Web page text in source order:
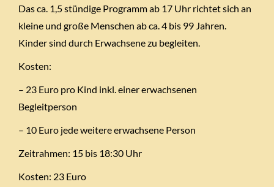
Das ca. 1,5 stündige Programm ab 17 Uhr richtet sich an
kleine und große Menschen ab ca. 4 bis 99 Jahren.
Kinder sind durch Erwachsene zu begleiten.
Kosten:
– 23 Euro pro Kind inkl. einer erwachsenen
Begleitperson
– 10 Euro jede weitere erwachsene Person
Zeitrahmen: 15 bis 18:30 Uhr
Kosten: 23 Euro